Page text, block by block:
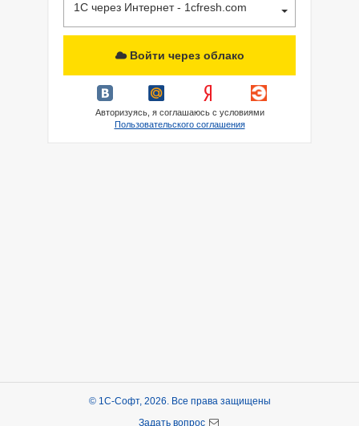
1С через Интернет - 1cfresh.com
Войти через облако
Авторизуясь, я соглашаюсь с условиями
Пользовательского соглашения
© 1С-Софт, 2026. Все права защищены
Задать вопрос